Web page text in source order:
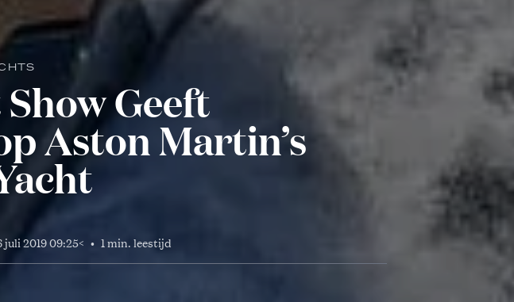
Geeft
Aston Martin’s
juli 2019 09:25< • 1 min. leestijd